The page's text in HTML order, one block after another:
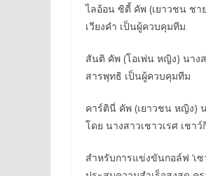
ไลอ้อน ซิตี้ คัพ (เยาวชน ช
เวียงคำ เป็นผู้ควบคุมทีม
สันติ คัพ (โอเพ่น หญิง) นา
สารพุทธิ เป็นผู้ควบคุมทีม
คาร์ตินี่ คัพ (เยาวชน หญิง)
โดย นางสาวเชาวเรศ เช
สำหรับการแข่งขันกอล์ฟ ‘เ